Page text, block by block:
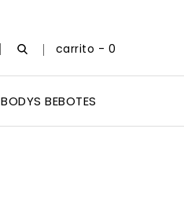
carrito - 0
BODYS BEBOTES